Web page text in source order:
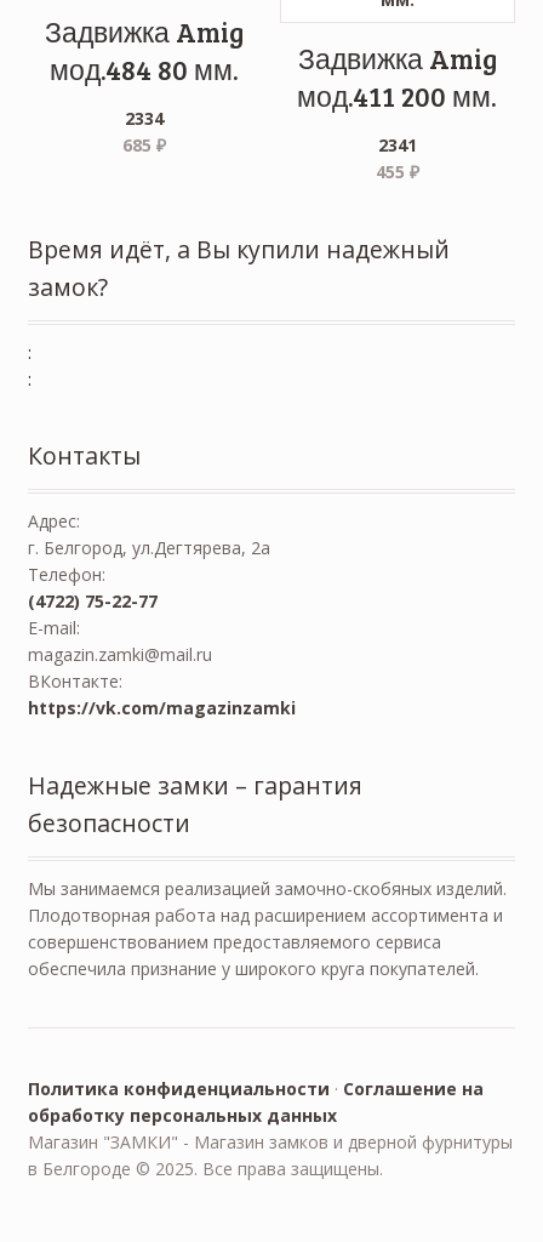
Задвижка Amig
мод.484 80 мм.
2334
685₽
Задвижка Amig
мод.411 200 мм.
2341
455 ₽
Время идёт, а Вы купили надежный
замок?
:
:
Контакты
Адрес:
г. Белгород, ул.Дегтярева, 2а
Телефон:
(4722) 75-22-77
E-mail:
magazin.zamki@mail.ru
ВКонтакте:
https://vk.com/magazinzamki
Надежные замки – гарантия
безопасности
Мы занимаемся реализацией замочно-скобяных изделий.
Плодотворная работа над расширением ассортимента и
совершенствованием предоставляемого сервиса
обеспечила признание у широкого круга покупателей.
Политика конфиденциальности · Соглашение на
обработку персональных данных
Магазин "ЗАМКИ" - Магазин замков и дверной фурнитуры
в Белгороде © 2025. Все права защищены.